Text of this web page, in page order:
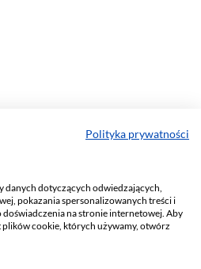
Polityka prywatności
danych dotyczących odwiedzających,
pokazania spersonalizowanych treści i
doświadczenia na stronie internetowej. Aby
cookie, których używamy, otwórz
Folia Librorum
Łódzkiego (www)